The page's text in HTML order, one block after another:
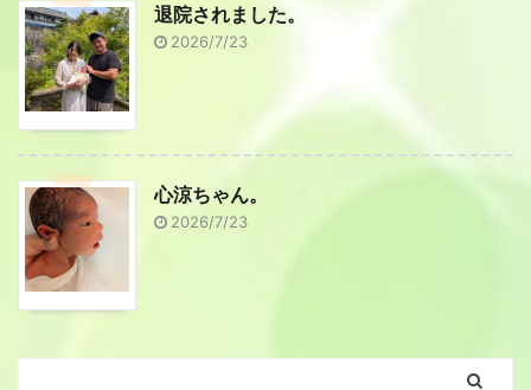
退院されました。
2026/7/23
心涼ちゃん。
2026/7/23